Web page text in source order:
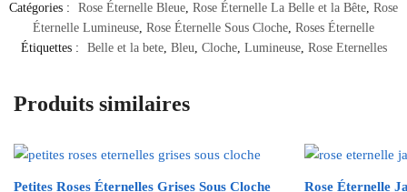
Catégories : Rose Éternelle Bleue, Rose Éternelle La Belle et la Bête, Rose
Éternelle Lumineuse, Rose Éternelle Sous Cloche, Roses Éternelle
Étiquettes :
Belle et la bete, Bleu, Cloche, Lumineuse, Rose Eternelles
Produits similaires
Petites Roses Éternelles Grises Sous Cloche Rose Éternelle